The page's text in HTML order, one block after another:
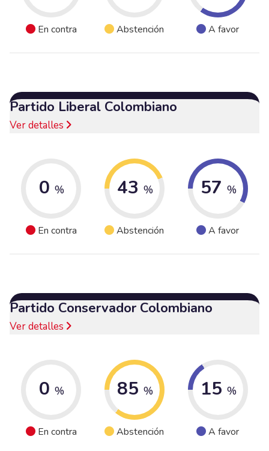
En contra Abstención A favor
Partido Liberal Colombiano
Ver detalles
0 %
En contra
43 %
Abstención
57 %
A favor
Partido Conservador Colombiano
Ver detalles
0 %
En contra
85 %
Abstención
15 %
A favor